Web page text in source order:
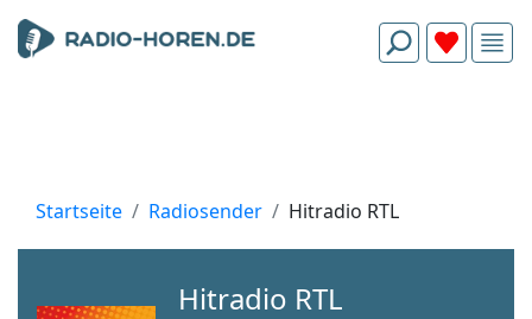
Startseite Radiosender Hitradio RTL
Hitradio RTL